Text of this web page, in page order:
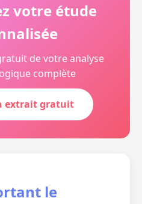
votre étude
de votre analyse
complète
extrait gratuit
le